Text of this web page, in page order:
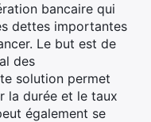
bancaire qui
dettes importantes
Le but est de
des
solution permet
la durée et le taux
également se